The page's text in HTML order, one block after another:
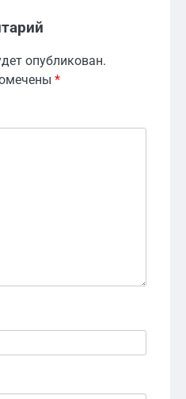
опубликован.
*